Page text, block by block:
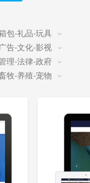
包-礼品-玩具
告-文化-影视
理-法律-政府
牧-养殖-宠物